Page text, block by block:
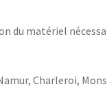
du matériel
Charleroi,